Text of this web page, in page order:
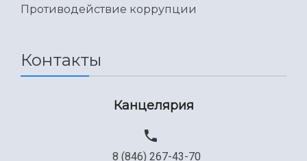
Официальные документы
Противодействие коррупции
Контакты
Канцелярия
8 (846) 267-43-70